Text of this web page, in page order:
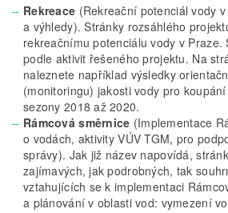
Rekreace (Rekreační potenciál vody
a výhledy). Stránky rozsáhlého
rekreačnímu potenciálu vody v Praze.
podle aktivit řešeného projektu. Na
naleznete například výsledky
(monitoringu) jakosti vody pro
sezony 2018 až 2020.
Rámcová směrnice (Implementace
o vodách, aktivity VÚV TGM, pro
správy). Jak již název napovídá,
zajímavých, jak podrobných, tak
vztahujících se k implementaci
a plánování v oblasti vod: vymezení